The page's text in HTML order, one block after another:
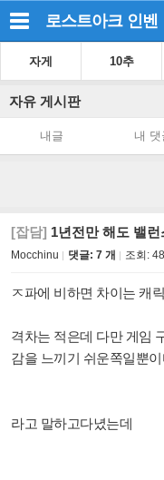
로스트아크 인벤
자게 10추
자유 게시판
내글 내 댓
[잡담] 1년전만 해도 밸
Mocchinu 댓글: 7 개 조회:
ㅈ파에 비하면 차이는 캐
격차는 적은데 다만 게임
감을 느끼기 쉬운쪽일뿐
라고 말하고다녔는데